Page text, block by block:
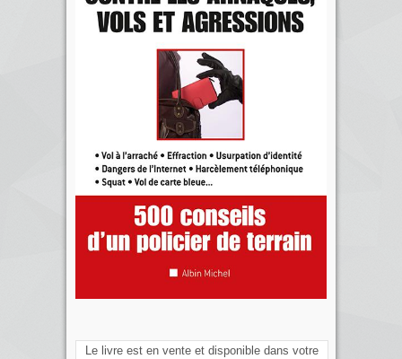
Le livre est en vente et disponible dans votre